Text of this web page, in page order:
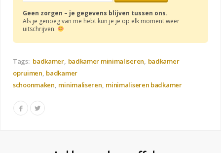
Geen zorgen – je gegevens blijven tussen ons.
Als je genoeg van me hebt kun je je op elk moment weer
uitschrijven.
Tags: badkamer badkamer minimaliseren badkamer
opruimen badkamer
schoonmaken minimaliseren minimaliseren badkamer